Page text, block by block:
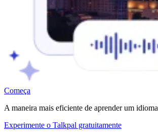
Começa
A maneira mais eficiente de aprender um idioma
Experimente o Talkpal gratuitamente